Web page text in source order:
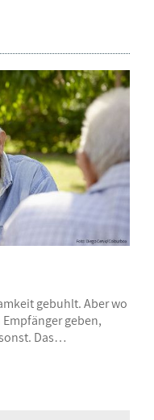
gebuhlt. Aber wo
geben,
Das…